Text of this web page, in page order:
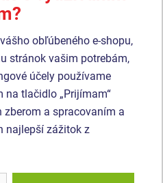
ostrými úlomkami). Všetok
alebo nerezový.
tovar
Produkt - EDP-6202K-10
Edukačný panel - Piano
a gitara - celokovový
obľúbeného e-shopu,
stránok vašim potrebám,
účely používame
na tlačidlo „Prijímam“
a spracovaním a
najlepší zážitok z